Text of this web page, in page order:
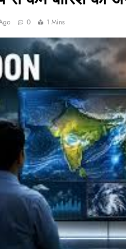
0 1 Mins